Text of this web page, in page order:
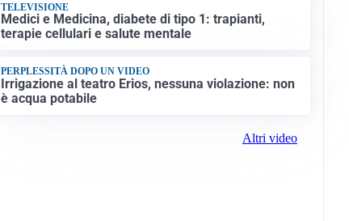
TELEVISIONE
Medici e Medicina, diabete di tipo 1: trapianti,
terapie cellulari e salute mentale
PERPLESSITÀ DOPO UN VIDEO
Irrigazione al teatro Erios, nessuna violazione: non
è acqua potabile
Altri video